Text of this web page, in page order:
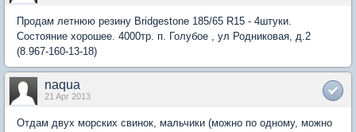
Продам летнюю резину Bridgestone 185/65 R15 - 4штуки.
Состояние хорошее. 4000тр. п. Голубое , ул Родниковая, д.2
(8.967-160-13-18)
naqua
21 Apr 2013
Отдам двух морских свинок, мальчики (можно по одному, можно